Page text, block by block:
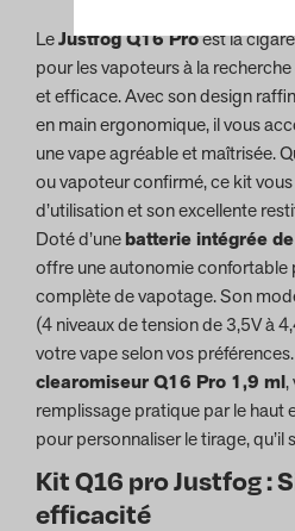
LeJustfog Q16 Proest la
pour les vapoteurs à la
et efficace. Avec son design
en main ergonomique, il vous
une vape agréable et maîtrisée.
ou vapoteur confirmé, ce kit
d’utilisation et son excellente
Doté d’unebatterie intégrée
offre une autonomie confortable
complète de vapotage. Son
(4 niveaux de tension de 3,5V à
votre vape selon vos
clearomiseur Q16 Pro 1,9 ml,
remplissage pratique par le haut
pour personnaliser le tirage, qu’il
Kit Q16 pro Justfog :
efficacité